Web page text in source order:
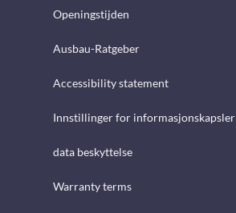
Openingstijden
Ausbau-Ratgeber
Accessibility statement
Innstillinger for informasjonskapsler
data beskyttelse
Warranty terms